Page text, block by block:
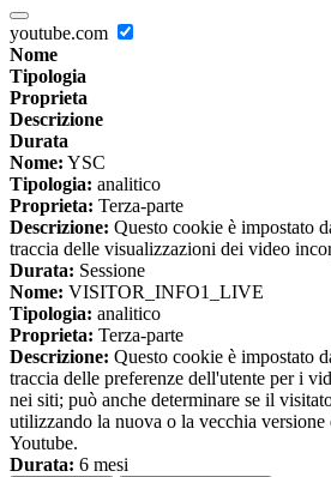
youtube.com
Nome
Tipologia
Proprieta
Descrizione
Durata
Nome: YSC
Tipologia: analitico
Proprieta: Terza-parte
Descrizione: Questo cookie è impostato
traccia delle visualizzazioni dei video
Durata: Sessione
Nome: VISITOR_INFO1_LIVE
Tipologia: analitico
Proprieta: Terza-parte
Descrizione: Questo cookie è impostato
traccia delle preferenze dell'utente per i
nei siti; può anche determinare se il
utilizzando la nuova o la vecchia
Youtube.
Durata: 6 mesi